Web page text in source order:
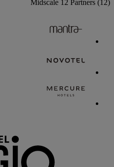
Midscale 12 Partners (12)